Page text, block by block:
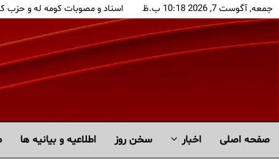
جمعه, آگوست 7, 2026 10:18 ب.ظ اسناد و مصوبات کومه له و حزب
صفحه اصلی اخبار سخن روز اطلاعیه و بیانیه ها